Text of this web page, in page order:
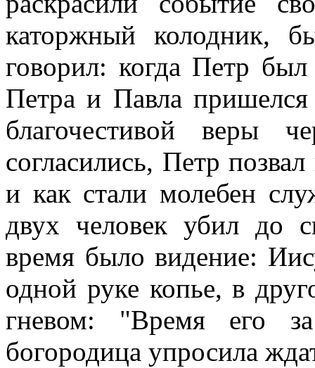
каторжный колодник,
говорил: когда Петр
Петра и Павла пришелся
благочестивой веры
согласились, Петр
и как стали молебен
двух человек убил до
время было видение:
одной руке копье, в
гневом: "Время его
богородица упросила